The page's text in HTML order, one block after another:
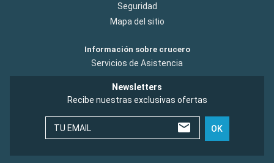
Seguridad
Mapa del sitio
Información sobre crucero
Servicios de Asistencia
Newsletters
Recibe nuestras exclusivas ofertas
TU EMAIL OK